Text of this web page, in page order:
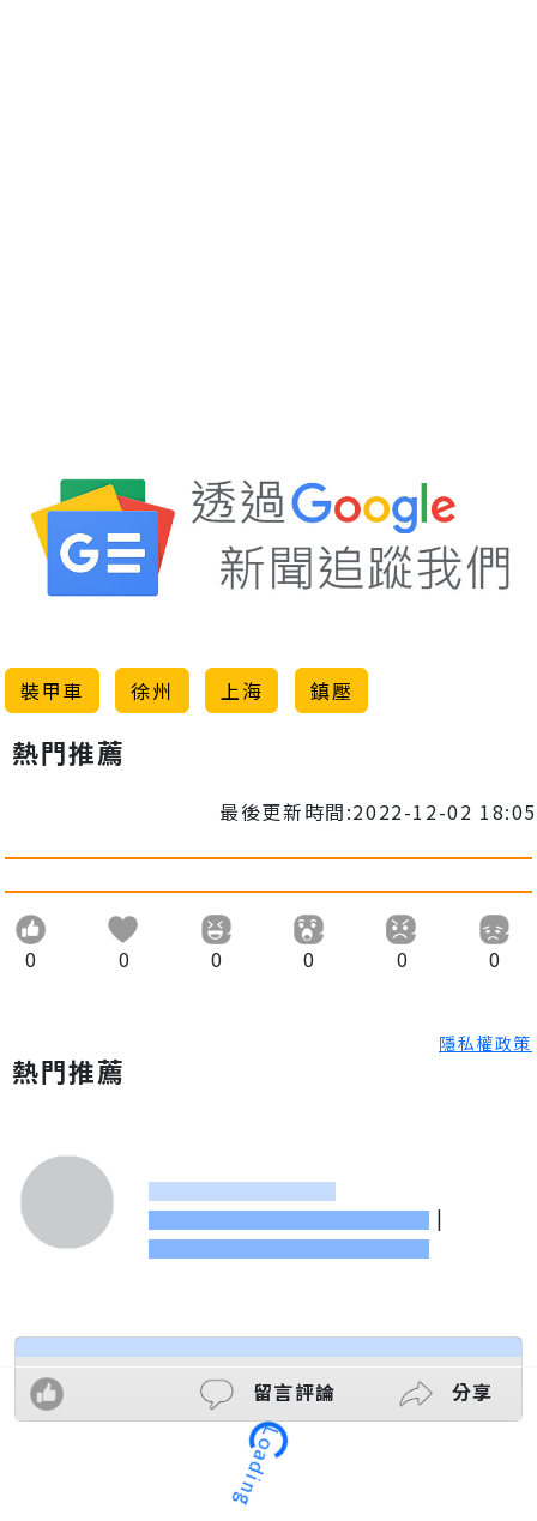
裝甲車 徐州 上海 鎮壓
熱門推薦
最後更新時間:2022-12-02 18:05
0 0 0 0 0 0
隱私權政策
熱門推薦
|
留言評論 分享
Loading